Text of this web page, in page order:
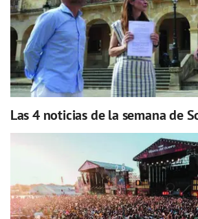
Las 4 noticias de la semana de